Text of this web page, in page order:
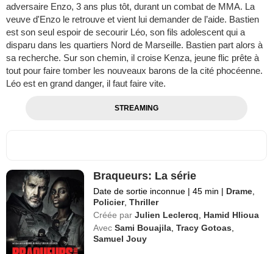
adversaire Enzo, 3 ans plus tôt, durant un combat de MMA. La
veuve d'Enzo le retrouve et vient lui demander de l’aide. Bastien
est son seul espoir de secourir Léo, son fils adolescent qui a
disparu dans les quartiers Nord de Marseille. Bastien part alors à
sa recherche. Sur son chemin, il croise Kenza, jeune flic prête à
tout pour faire tomber les nouveaux barons de la cité phocéenne.
Léo est en grand danger, il faut faire vite.
STREAMING
Braqueurs: La série
Date de sortie inconnue | 45 min | Drame
Policier,Thriller
Créée par Julien Leclercq
Hamid Hlioua
Avec Sami Bouajila ,Tracy Gotoas
Samuel Jouy